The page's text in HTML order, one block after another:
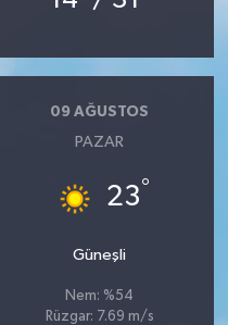
09 AĞUSTOS
PAZAR
23°
Güneşli
Nem: %54
Rüzgar: 7.69 m/s